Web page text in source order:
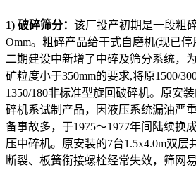
1) 破碎筛分： 该厂投产初期是一段粗
Omm。粗碎产品给干式自磨机(现已
二期建设中新增了中碎及筛分系统，
矿粒度小于350mm的要求,将原1500/
1350/180非标准型旋回破碎机。原安
碎机系试制产品，因液压系统漏油严
备事故多，于1975〜1977年间陆续换
压中碎机。原安装的7台1.5x4.0m双层
断裂、板簧衔接螺栓经常失效，筛网